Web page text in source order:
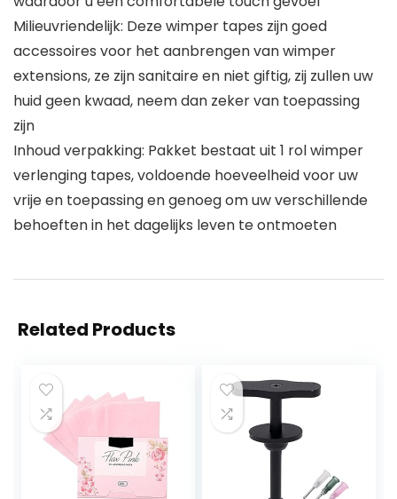
Milieuvriendelijk: Deze wimper tapes zijn goed
accessoires voor het aanbrengen van wimper
extensions, ze zijn sanitaire en niet giftig, zij zullen uw
huid geen kwaad, neem dan zeker van toepassing
zijn
Inhoud verpakking: Pakket bestaat uit 1 rol wimper
verlenging tapes, voldoende hoeveelheid voor uw
vrije en toepassing en genoeg om uw verschillende
behoeften in het dagelijks leven te ontmoeten
Related Products